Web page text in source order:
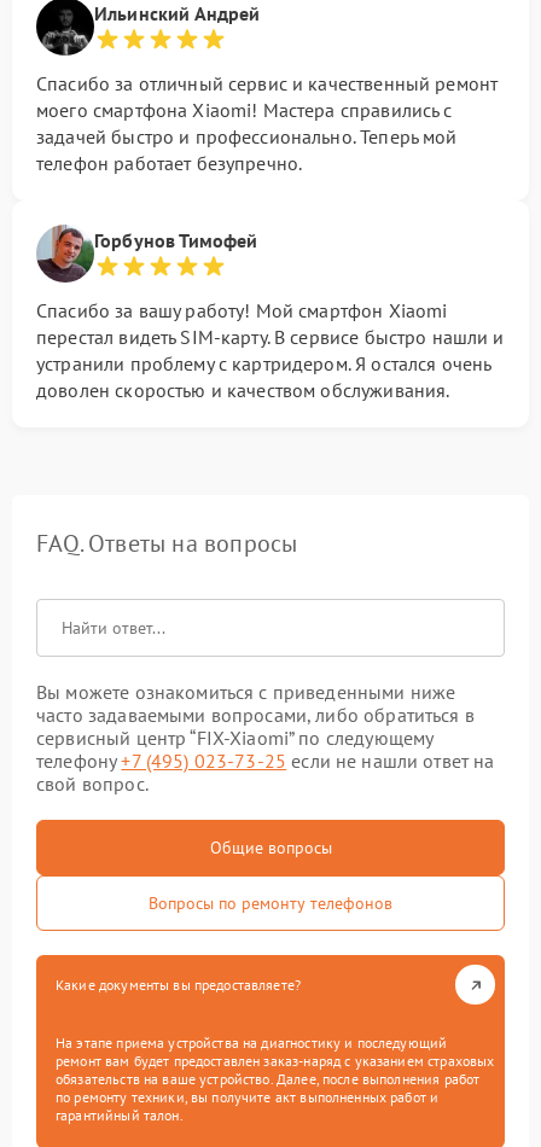
Ильинский Андрей
Спасибо за отличный сервис и качественный ремонт
моего смартфона Xiaomi! Мастера справились с
задачей быстро и профессионально. Теперь мой
телефон работает безупречно.
Горбунов Тимофей
Спасибо за вашу работу! Мой смартфон Xiaomi
перестал видеть SIM-карту. В сервисе быстро нашли и
устранили проблему с картридером. Я остался очень
доволен скоростью и качеством обслуживания.
FAQ. Ответы на вопросы
Вы можете ознакомиться с приведенными ниже
часто задаваемыми вопросами, либо обратиться в
сервисный центр “FIX-Xiaomi” по следующему
телефону+7 (495) 023-73-25 если не нашли ответ на
свой вопрос.
Общие вопросы
Вопросы по ремонту телефонов
Какие документы вы предоставляете?
На этапе приема устройства на диагностику и последующий
ремонт вам будет предоставлен заказ-наряд с указанием страховых
обязательств на ваше устройство. Далее, после выполнения работ
по ремонту техники, вы получите акт выполненных работ и
гарантийный талон.